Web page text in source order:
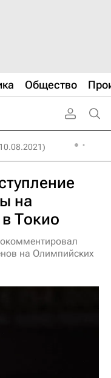
Общество
на
Токио
на Олимпийских